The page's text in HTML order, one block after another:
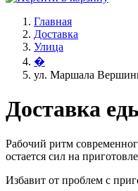
Главная
Доставка
Улица
�
ул. Маршала
Доставка
Рабочий ритм
остается сил на
Избавит от проблем с